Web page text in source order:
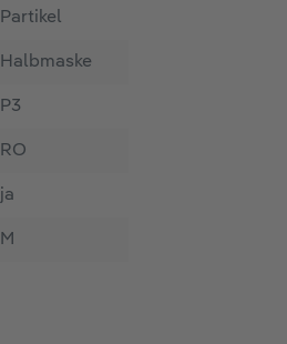
Partikel
Halbmaske
P3
RO
ja
M